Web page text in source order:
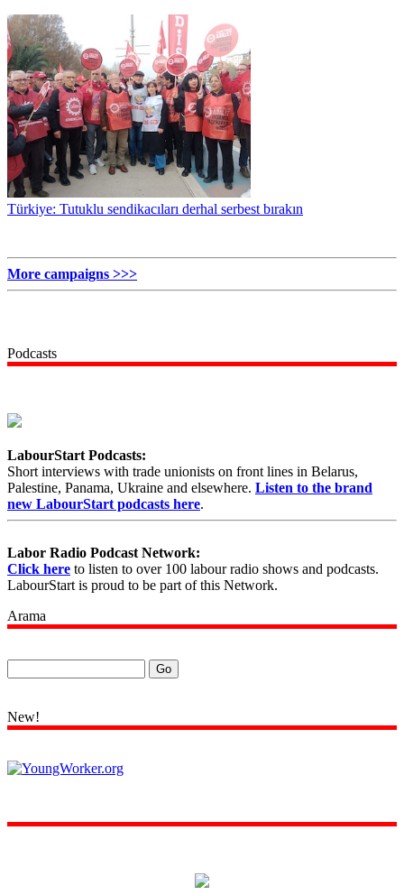
Türkiye: Tutuklu sendikacıları derhal serbest bırakın
More campaigns >>>
Podcasts
LabourStart Podcasts:
Short interviews with trade unionists on front lines in Belarus,
Palestine, Panama, Ukraine and elsewhere. Listen to the brand
new LabourStart podcasts here.
Labor Radio Podcast Network:
Click here to listen to over 100 labour radio shows and podcasts.
LabourStart is proud to be part of this Network.
Arama
New!